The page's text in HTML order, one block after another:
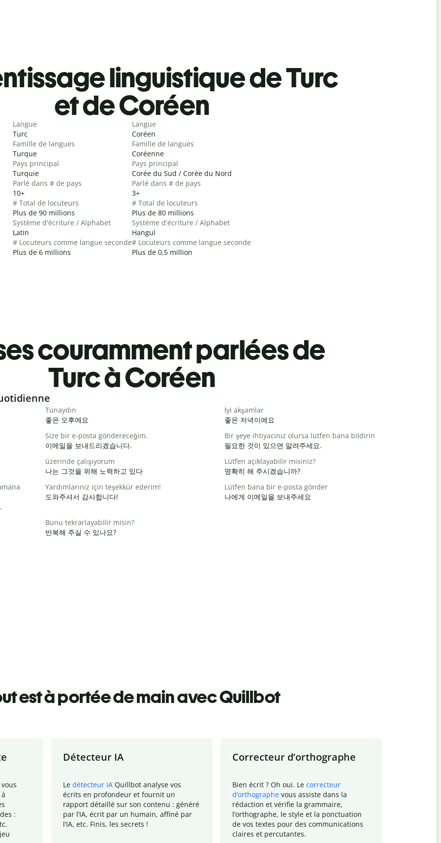
linguistique de Turc
et de Coréen
Langue
Turc
Famille de langues
Turque
Pays principal
Turquie
Parlé dans # de pays
10+
# Total de locuteurs
Plus de 90 millions
Système d'écriture / Alphabet
Latin
# Locuteurs comme langue seconde
Plus de 6 millions
Langue
Coréen
Famille de langues
Coréenne
Pays principal
Corée du Sud / Corée du Nord
Parlé dans # de pays
3+
# Total de locuteurs
Plus de 80 millions
Système d'écriture / Alphabet
Hangul
# Locuteurs comme langue seconde
Plus de 0,5 million
couramment parlées de
Turc à Coréen
Tünaydın
좋은 오후에요
İyi akşamlar
좋은 저녁이에요
Size bir e-posta göndereceğim.
이메일을 보내드리겠습니다.
Bir şeye ihtiyacınız olursa lütfen bana bildirin
필요한 것이 있으면 알려주세요.
üzerinde çalışıyorum
나는 그것을 위해 노력하고 있다
Lütfen açıklayabilir misiniz?
명확히 해 주시겠습니까?
Yardımlarınız için teşekkür ederim!
도와주셔서 감사합니다!
Lütfen bana bir e-posta gönder
나에게 이메일을 보내주세요
Bunu tekrarlayabilir misin?
반복해 주실 수 있나요?
est à portée de main avec Quillbot
:
Détecteur IA
Le détecteur IA Quillbot analyse vos
écrits en profondeur et fournit un
rapport détaillé sur son contenu : généré
par l’IA, écrit par un humain, affiné par
l’IA, etc. Finis, les secrets !
Correcteur d’orthographe
Bien écrit ? Oh oui. Le correcteur
d’orthographe vous assiste dans la
rédaction et vérifie la grammaire,
l’orthographe, le style et la ponctuation
de vos textes pour des communications
claires et percutantes.